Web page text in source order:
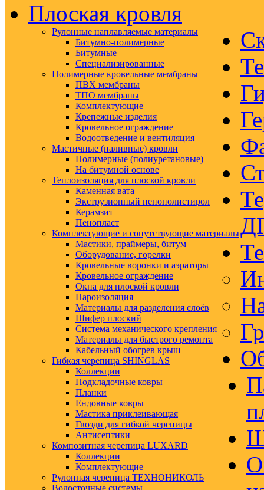
Плоская кровля
Рулонные наплавляемые материалы
Битумно-полимерные
Битумные
Специализированные
Полимерные кровельные мембраны
ПВХ мембраны
ТПО мембраны
Комплектующие
Крепежные изделия
Кровельное ограждение
Водоотведение и вентиляция
Мастичные (наливные) кровли
Полимерные (полиуретановые)
На битумной основе
Теплоизоляция для плоской кровли
Каменная вата
Экструзионный пенополистирол
Керамзит
Пенопласт
Комплектующие и сопутствующие материалы
Мастики, праймеры, битум
Оборудование, горелки
Кровельные воронки и аэраторы
Кровельное ограждение
Окна для плоской кровли
Пароизоляция
Материалы для разделения слоёв
Шифер плоский
Система механического крепления
Материалы для быстрого ремонта
Кабельный обогрев крыш
Гибкая черепица SHINGLAS
Коллекции
Подкладочные ковры
Планки
Ендовные ковры
Мастика приклеивающая
Гвозди для гибкой черепицы
Антисептики
Композитная черепица LUXARD
Коллекции
Комплектующие
Рулонная черепица ТЕХНОНИКОЛЬ
Водосточные системы